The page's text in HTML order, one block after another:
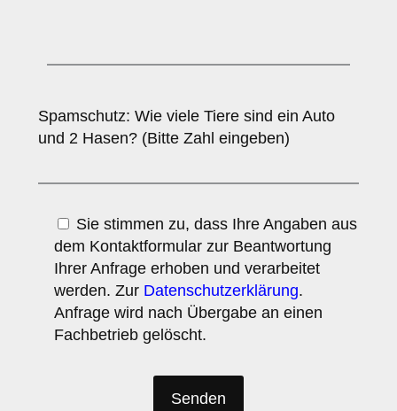
Spamschutz: Wie viele Tiere sind ein Auto
und 2 Hasen? (Bitte Zahl eingeben)
Sie stimmen zu, dass Ihre Angaben aus
dem Kontaktformular zur Beantwortung
Ihrer Anfrage erhoben und verarbeitet
werden. Zur Datenschutzerklärung.
Anfrage wird nach Übergabe an einen
Fachbetrieb gelöscht.